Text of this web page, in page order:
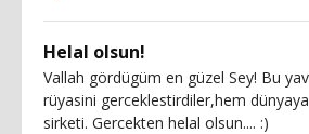
Helal olsun!
Vallah gördügüm en güzel Sey! Bu
rüyasini gerceklestirdiler,hem
sirketi. Gercekten helal olsun.... :)